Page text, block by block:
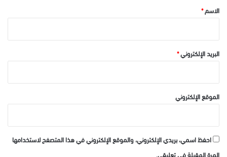
*الاسم*
البريد الإلكتروني*
الموقع الإلكتروني
احفظ اسمي، بريدي الإلكتروني، والموقع الإلكتروني في هذا المتصفح لاستخدامها
المرة المقبلة في تعليقي.